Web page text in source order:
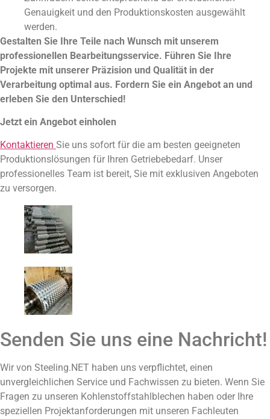
Genauigkeit und den Produktionskosten ausgewählt
werden.
Gestalten Sie Ihre Teile nach Wunsch mit unserem
professionellen Bearbeitungsservice. Führen Sie Ihre
Projekte mit unserer Präzision und Qualität in der
Verarbeitung optimal aus. Fordern Sie ein Angebot an und
erleben Sie den Unterschied!
Jetzt ein Angebot einholen
Kontaktieren Sie uns sofort für die am besten geeigneten
Produktionslösungen für Ihren Getriebebedarf. Unser
professionelles Team ist bereit, Sie mit exklusiven Angeboten
zu versorgen.
Senden Sie uns eine Nachricht!
Wir von Steeling.NET haben uns verpflichtet, einen
unvergleichlichen Service und Fachwissen zu bieten. Wenn Sie
Fragen zu unseren Kohlenstoffstahlblechen haben oder Ihre
speziellen Projektanforderungen mit unseren Fachleuten